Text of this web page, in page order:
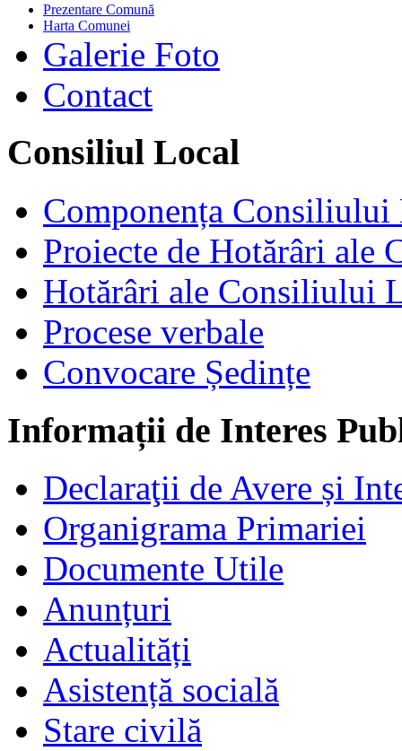
Prezentare Comună
Harta Comunei
Galerie Foto
Contact
Consiliul Local
Componența Consiliului
Proiecte de Hotărâri ale
Hotărâri ale Consiliului
Procese verbale
Convocare Ședințe
Informații de Interes
Declaraţii de Avere și
Organigrama Primariei
Documente Utile
Anunțuri
Actualități
Asistență socială
Stare civilă